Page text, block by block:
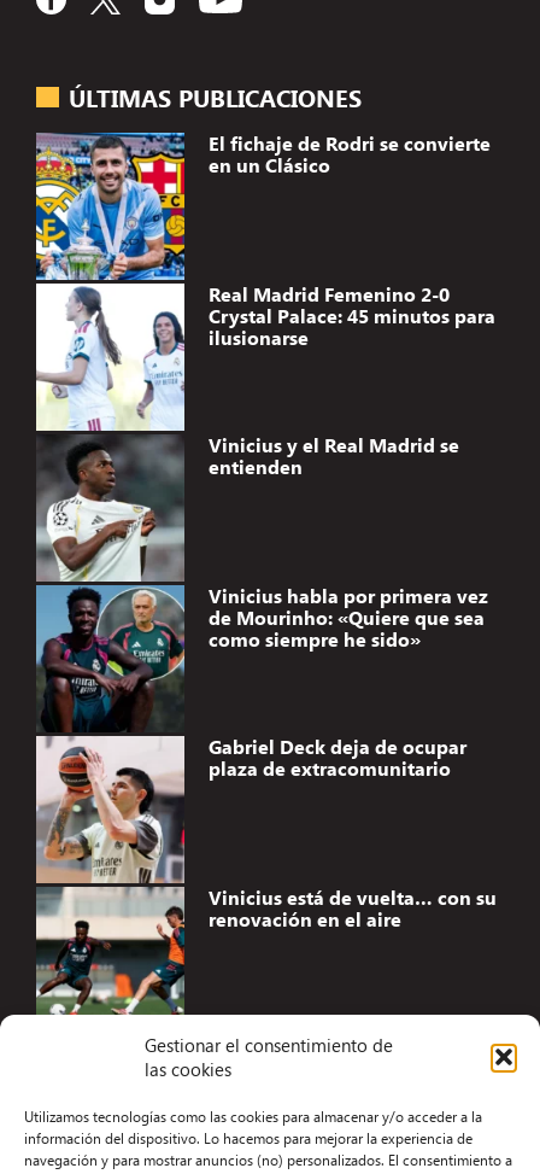
Gestionar el consentimiento de
las cookies
Utilizamos tecnologías como las cookies para almacenar y/o acceder a la
información del dispositivo. Lo hacemos para mejorar la experiencia de
navegación y para mostrar anuncios (no) personalizados. El consentimiento a
ÚLTIMAS PUBLICACIONES
El fichaje de Rodri se convierte
en un Clásico
Real Madrid Femenino 2-0
Crystal Palace: 45 minutos para
ilusionarse
Vinicius y el Real Madrid se
entienden
Vinicius habla por primera vez
de Mourinho: «Quiere que sea
como siempre he sido»
Gabriel Deck deja de ocupar
plaza de extracomunitario
Vinicius está de vuelta… con su
renovación en el aire
Aviso Legal